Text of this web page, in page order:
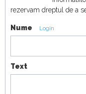
18:19
rezervam dreptul de a
Nume Login
Text